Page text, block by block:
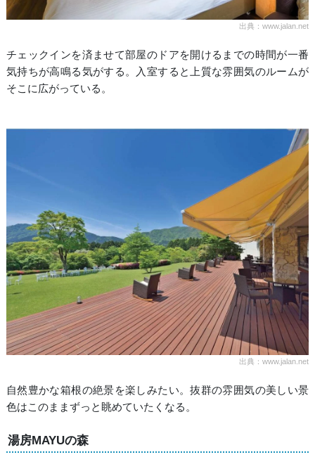
出典：www.jalan.net
チェックインを済ませて部屋のドアを開けるまでの時間が一番
気持ちが高鳴る気がする。入室すると上質な雰囲気のルームが
そこに広がっている。
出典：www.jalan.net
自然豊かな箱根の絶景を楽しみたい。抜群の雰囲気の美しい景
色はこのままずっと眺めていたくなる。
湯房MAYUの森